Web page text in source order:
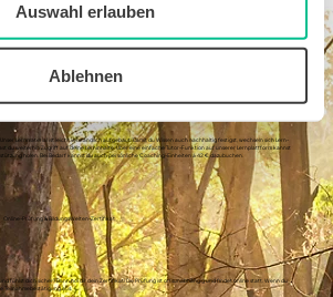
Auswahl erlauben
Ablehnen
Mix aus flexiblem Online-Lernen & persönlichem Tutoring
Lernmaterial ist leicht verständlich aufgebaut. Damit du Wissen auch nachhaltig festigst, wechseln sich Lern-
du weiterhin Zugriff auf deine Lerninhalte. Über eine einfache Tutor-Funktion auf unserer Lernplattform kannst
holen. Bei Bedarf kannst du auch persönliche Coaching-Einheiten à 42 € dazubuchen.
Online-Prüfung & BildungsWelten-Zertifikat
fühlst dich sicher? Dann hol dir dein Zertifikat! Die Prüfung ist ortsunabhängig und findet online statt. Wenn du
Teilnahmebestätigung aus.